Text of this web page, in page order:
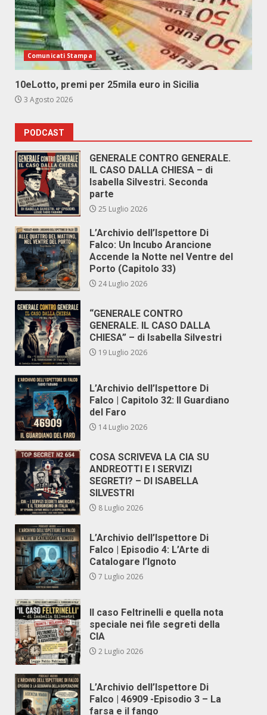
Comunicati Stampa
10eLotto, premi per 25mila euro in Sicilia
3 Agosto 2026
PODCAST
GENERALE CONTRO GENERALE.
IL CASO DALLA CHIESA – di
Isabella Silvestri. Seconda
parte
25 Luglio 2026
L’Archivio dell’Ispettore Di
Falco: Un Incubo Arancione
Accende la Notte nel Ventre del
Porto (Capitolo 33)
24 Luglio 2026
“GENERALE CONTRO
GENERALE. IL CASO DALLA
CHIESA” – di Isabella Silvestri
19 Luglio 2026
L’Archivio dell’Ispettore Di
Falco | Capitolo 32: Il Guardiano
del Faro
14 Luglio 2026
COSA SCRIVEVA LA CIA SU
ANDREOTTI E I SERVIZI
SEGRETI? – DI ISABELLA
SILVESTRI
8 Luglio 2026
L’Archivio dell’Ispettore Di
Falco | Episodio 4: L’Arte di
Catalogare l’Ignoto
7 Luglio 2026
Il caso Feltrinelli e quella nota
speciale nei file segreti della
CIA
2 Luglio 2026
L’Archivio dell’Ispettore Di
Falco | 46909 -Episodio 3 – La
farsa e il fango